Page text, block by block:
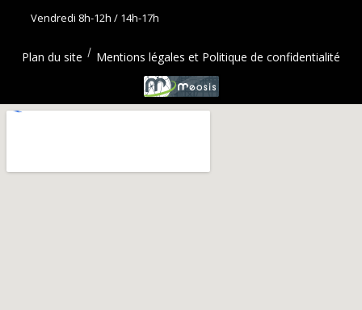
Vendredi 8h-12h / 14h-17h
Plan du site Mentions légales et Politique de confidentialité